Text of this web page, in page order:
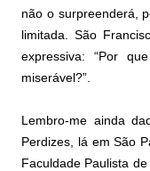
não o surpreenderá,
limitada. São
expressiva: “Por
miserável?”.
Lembro-me ainda
Perdizes, lá em São
Faculdade Paulista